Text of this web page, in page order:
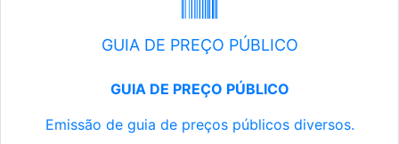
GUIA DE PREÇO PÚBLICO
GUIA DE PREÇO PÚBLICO
Emissão de guia de preços públicos diversos.